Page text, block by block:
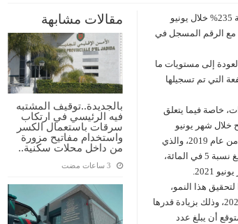
مقالات مشابهة
بالجديدة..توقيف المشتبه
فيه الرئيسي في ارتكاب
سرقات باستعمال الكسر
واستخدام مفاتيح مزورة
من داخل محلات سكنية..
تعرف السياحة بالمغرب، ارتفاعا في عدد الوافدين بنسبة 235% خلال يونيو
خلال 2021، وب5% مقارنة مع الرقم المسجل في
إلى مستويات ما
التي تم تسجيلها
خاصة فيما يتعلق
يفوق مليون و140 ألف سائح خلال شهر يونيو
2022، وهو أداء يتجاوز العدد المسجل خلال نفس الشهر من عام 2019، والذي
شهد وصول 1 مليون و92 ألف سائح، بما يترجم ارتفاعا بلغ نسبة 5 في المائة،
هذا النمو،
بوصول 620 ألف مهاجر مغربي مقيم بالخارج في يونيو 2022، وذلك بزيادة قدرها
كما أنه من المتوقع أن يبلغ عدد